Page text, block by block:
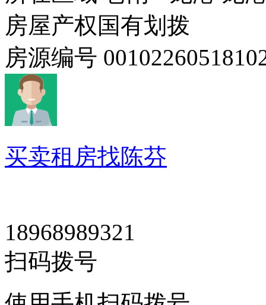
房屋产权 国有划拨
房源编号
买卖租房找陈芬
18968989321
扫码拨号